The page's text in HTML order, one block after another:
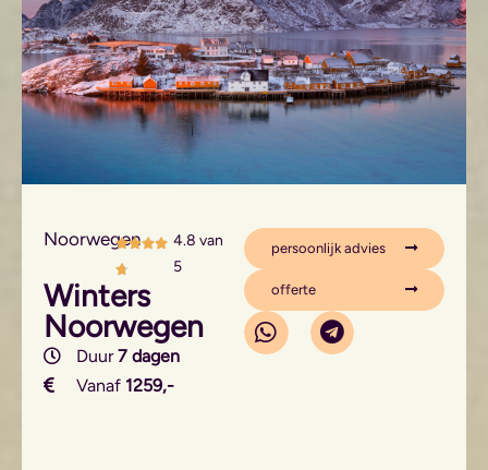
Noorwegen
4.8 van
5
Winters
Noorwegen
Duur7 dagen
Vanaf 1259,-
persoonlijk advies
offerte